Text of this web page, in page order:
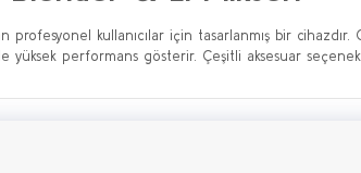
kullanıcılar için tasarlanmış bir cihazdır.
yüksek performans gösterir. Çeşitli aksesuar